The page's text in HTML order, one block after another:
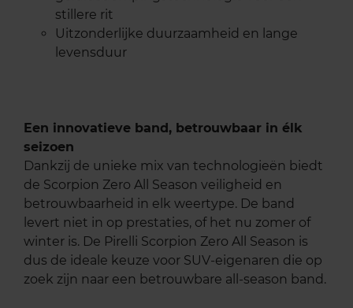
stillere rit
Uitzonderlijke duurzaamheid en lange
levensduur
Een innovatieve band, betrouwbaar in élk
seizoen
Dankzij de unieke mix van technologieën biedt
de Scorpion Zero All Season veiligheid en
betrouwbaarheid in elk weertype. De band
levert niet in op prestaties, of het nu zomer of
winter is. De Pirelli Scorpion Zero All Season is
dus de ideale keuze voor SUV-eigenaren die op
zoek zijn naar een betrouwbare all-season band.